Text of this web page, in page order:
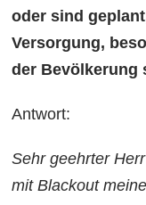
oder sind
Versorgung,
der Bevölkerung
Antwort:
Sehr geehrter
mit Blackout